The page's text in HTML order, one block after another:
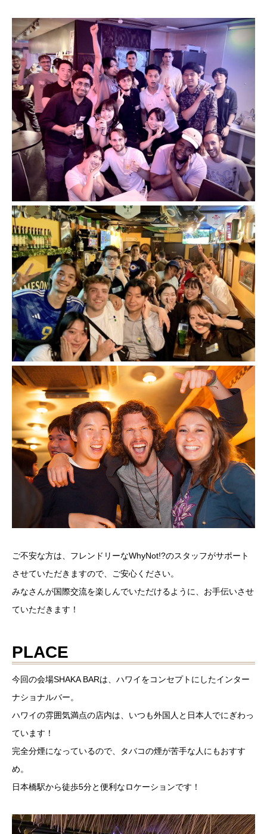
ご不安な方は、フレンドリーなWhyNot!?のスタッフがサポート
させていただきますので、ご安心ください。
みなさんが国際交流を楽しんでいただけるように、お手伝いさせ
ていただきます！
PLACE
今回の会場SHAKA BARは、ハワイをコンセプトにしたインター
ナショナルバー。
ハワイの雰囲気満点の店内は、いつも外国人と日本人でにぎわっ
ています！
完全分煙になっているので、タバコの煙が苦手な人にもおすす
め。
日本橋駅から徒歩5分と便利なロケーションです！